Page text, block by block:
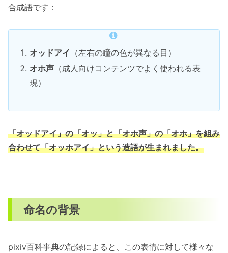
合成語です：
オッドアイ （左右の瞳の色が異なる目）
オホ声 （成人向けコンテンツでよく使われる表
現）
「オッドアイ」の「オッ」と「オホ声」の「オホ」を組み
合わせて「オッホアイ」という造語が生まれました。
命名の背景
pixiv百科事典の記録によると、この表情に対して様々な